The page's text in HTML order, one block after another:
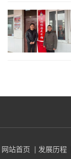
网站首页 | 发展历程